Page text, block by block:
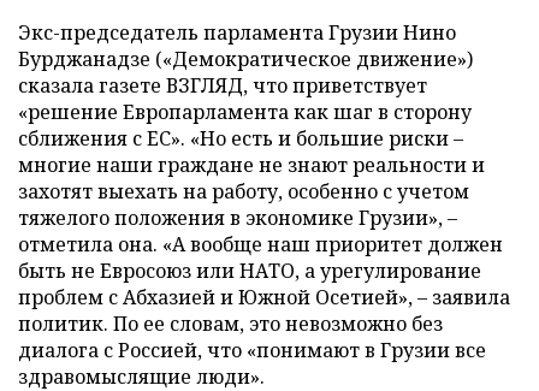
Экс-председатель парламента Грузии Нино
Бурджанадзе («Демократическое движение»)
сказала газете ВЗГЛЯД, что приветствует
«решение Европарламента как шаг в сторону
сближения с ЕС». «Но есть и большие риски –
многие наши граждане не знают реальности и
захотят выехать на работу, особенно с учетом
тяжелого положения в экономике Грузии», –
отметила она. «А вообще наш приоритет должен
быть не Евросоюз или НАТО, а урегулирование
проблем с Абхазией и Южной Осетией», – заявила
политик. По ее словам, это невозможно без
диалога с Россией, что «понимают в Грузии все
здравомыслящие люди».